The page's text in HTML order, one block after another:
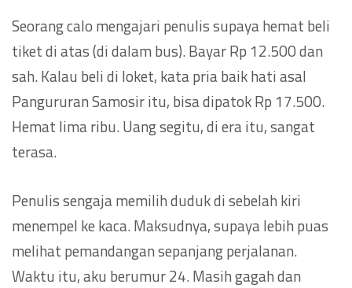
Seorang calo mengajari penulis supaya hemat beli
tiket di atas (di dalam bus). Bayar Rp 12.500 dan
sah. Kalau beli di loket, kata pria baik hati asal
Pangururan Samosir itu, bisa dipatok Rp 17.500.
Hemat lima ribu. Uang segitu, di era itu, sangat
terasa.
Penulis sengaja memilih duduk di sebelah kiri
menempel ke kaca. Maksudnya, supaya lebih puas
melihat pemandangan sepanjang perjalanan.
Waktu itu, aku berumur 24. Masih gagah dan